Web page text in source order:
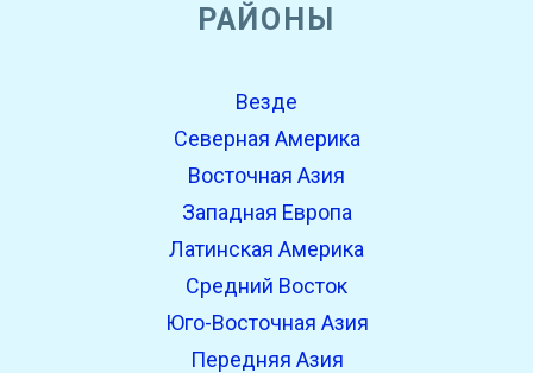
РАЙОНЫ
Везде
Северная Америка
Восточная Азия
Западная Европа
Латинская Америка
Средний Восток
Юго-Восточная Азия
Передняя Азия